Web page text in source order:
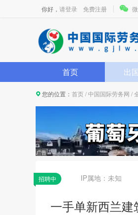
你好， 请登录 免费注册
首页 出
您的位置： 首页/中国国际劳务网 /
招聘中 IP属地： 未知
一手单新西兰